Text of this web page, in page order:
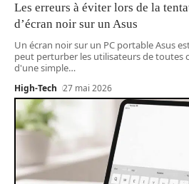
Les erreurs à éviter lors de la
d’écran noir sur un Asus
Un écran noir sur un PC portable Asus
peut perturber les utilisateurs de toutes
d'une simple…
High-Tech 27 mai 2026